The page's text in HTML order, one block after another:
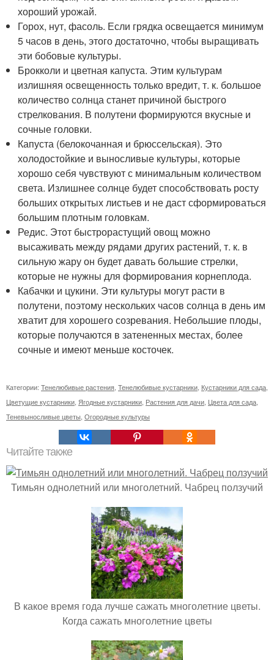
хороший урожай.
Горох, нут, фасоль. Если грядка освещается минимум
5 часов в день, этого достаточно, чтобы выращивать
эти бобовые культуры.
Брокколи и цветная капуста. Этим культурам
излишняя освещенность только вредит, т. к. большое
количество солнца станет причиной быстрого
стрелкования. В полутени формируются вкусные и
сочные головки.
Капуста (белокочанная и брюссельская). Это
холодостойкие и выносливые культуры, которые
хорошо себя чувствуют с минимальным количеством
света. Излишнее солнце будет способствовать росту
больших открытых листьев и не даст сформироваться
большим плотным головкам.
Редис. Этот быстрорастущий овощ можно
высаживать между рядами других растений, т. к. в
сильную жару он будет давать большие стрелки,
которые не нужны для формирования корнеплода.
Кабачки и цукини. Эти культуры могут расти в
полутени, поэтому нескольких часов солнца в день им
хватит для хорошего созревания. Небольшие плоды,
которые получаются в затененных местах, более
сочные и имеют меньше косточек.
Категории: Тенелюбивые растения Тенелюбивые кустарники Кустарники для сада
Цветущие кустарники Ягодные кустарники Растения для дачи Цвета для сада
Теневыносливые цветы Огородные культуры
Читайте также
Тимьян однолетний или многолетний. Чабрец ползучий
В какое время года лучше сажать многолетние цветы.
Когда сажать многолетние цветы